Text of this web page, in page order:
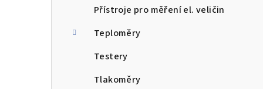
Přístroje pro měření el. veličin
Teploměry
Testery
Tlakoměry